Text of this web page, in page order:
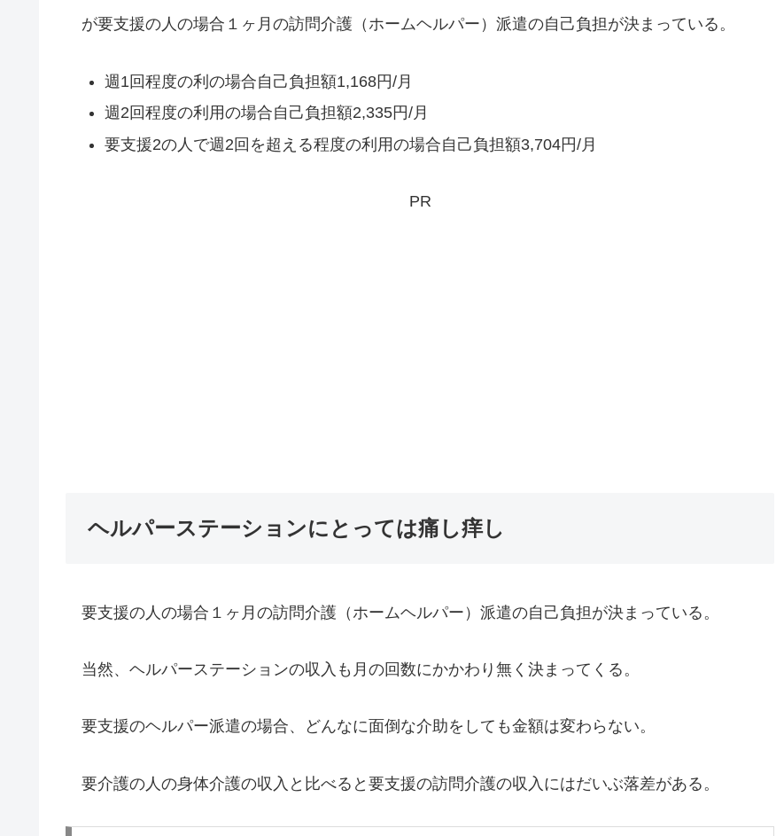
が要支援の人の場合１ヶ月の訪問介護（ホームヘルパー）派遣の自己負担が決まっている。
週1回程度の利の場合自己負担額1,168円/月
週2回程度の利用の場合自己負担額2,335円/月
要支援2の人で週2回を超える程度の利用の場合自己負担額3,704円/月
PR
ヘルパーステーションにとっては痛し痒し
要支援の人の場合１ヶ月の訪問介護（ホームヘルパー）派遣の自己負担が決まっている。
当然、ヘルパーステーションの収入も月の回数にかかわり無く決まってくる。
要支援のヘルパー派遣の場合、どんなに面倒な介助をしても金額は変わらない。
要介護の人の身体介護の収入と比べると要支援の訪問介護の収入にはだいぶ落差がある。